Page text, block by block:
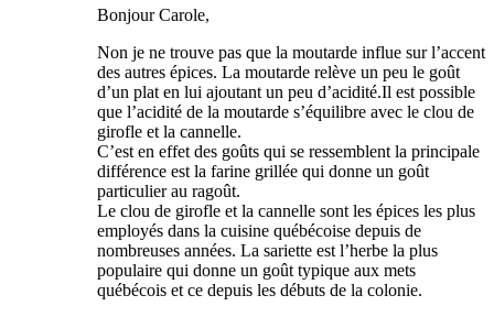
Bonjour Carole,
Non je ne trouve pas que la moutarde influe sur l’accent
des autres épices. La moutarde relève un peu le goût
d’un plat en lui ajoutant un peu d’acidité.Il est possible
que l’acidité de la moutarde s’équilibre avec le clou de
girofle et la cannelle.
C’est en effet des goûts qui se ressemblent la principale
différence est la farine grillée qui donne un goût
particulier au ragoût.
Le clou de girofle et la cannelle sont les épices les plus
employés dans la cuisine québécoise depuis de
nombreuses années. La sariette est l’herbe la plus
populaire qui donne un goût typique aux mets
québécois et ce depuis les débuts de la colonie.